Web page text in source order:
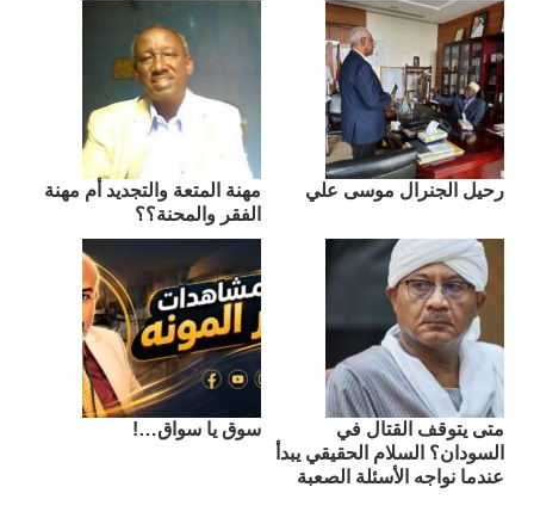
رحيل الجنرال موسى علي
مهنة المتعة والتجديد أم مهنة
الفقر والمحنة؟؟
متى يتوقف القتال في
السودان؟ السلام الحقيقي يبدأ
عندما نواجه الأسئلة الصعبة
سوق يا سواق…!